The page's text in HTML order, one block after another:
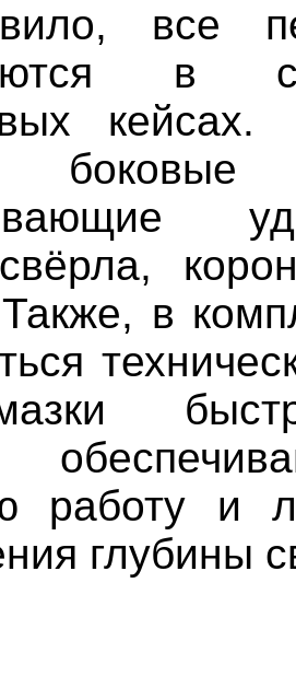
все
в
боковые
в
работу и
глубины